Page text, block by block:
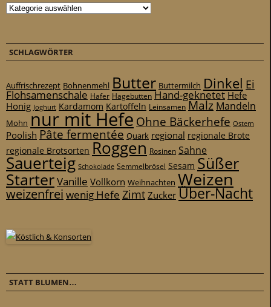
Kategorien
SCHLAGWÖRTER
Auffrischrezept Bohnenmehl Butter Buttermilch Dinkel Ei
Flohsamenschale Hafer Hagebutten Hand-geknetet Hefe
Honig Joghurt Kardamom Kartoffeln Leinsamen Malz Mandeln
Mohn nur mit Hefe Ohne Bäckerhefe Ostern
Poolish Pâte fermentée Quark regional regionale Brote
regionale Brotsorten Roggen Rosinen Sahne
Sauerteig Schokolade Semmelbrösel Sesam Süßer
StarterVanille Vollkorn Weihnachten Weizen
weizenfrei wenig Hefe ZimtZuckerÜber-Nacht
STATT BLUMEN…